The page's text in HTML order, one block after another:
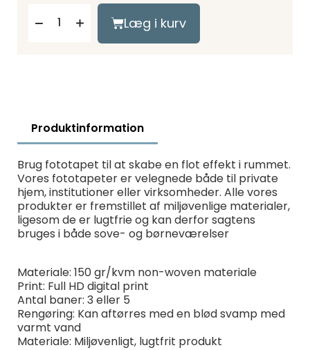
Læg i kurv
Produktinformation
Brug fototapet til at skabe en flot effekt i rummet.
Vores fototapeter er velegnede både til private
hjem, institutioner eller virksomheder. Alle vores
produkter er fremstillet af miljøvenlige materialer,
ligesom de er lugtfrie og kan derfor sagtens
bruges i både sove- og børneværelser
Materiale: 150 gr/kvm non-woven materiale
Print: Full HD digital print
Antal baner: 3 eller 5
Rengøring: Kan aftørres med en blød svamp med
varmt vand
Materiale: Miljøvenligt, lugtfrit produkt